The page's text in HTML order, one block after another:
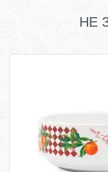
НЕ